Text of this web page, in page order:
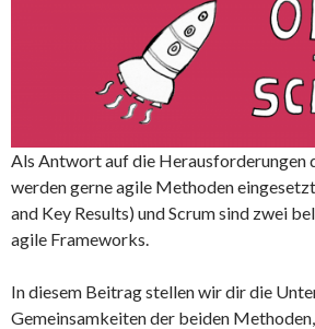
Als Antwort auf die Herausforderungen
werden gerne agile Methoden
and Key Results) und Scrum sind zwei
agile Frameworks.
In diesem Beitrag stellen wir dir die
Gemeinsamkeiten der beiden Methoden,